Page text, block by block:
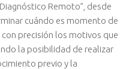
Remoto”, desde
cuándo es momento de
precisión los motivos que
la posibilidad de realizar
previo y la